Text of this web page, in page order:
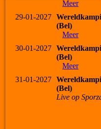
Meer
29-01-2027
(Bel)
Meer
30-01-2027
(Bel)
Meer
31-01-2027
(Bel)
Live op